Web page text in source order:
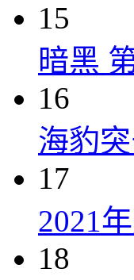
15
暗黑
16
海豹突
17
2021
18